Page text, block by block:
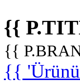
{{
{{
{{